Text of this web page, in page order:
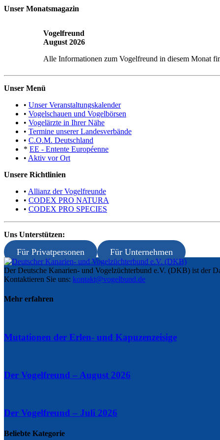
Unser Monatsmagazin
Vogelfreund
August 2026
Alle Informationen zum Vogelfreund in diesem Monat
Unser Menü
• Unser Veranstaltungskalender
• Vogelschauen und Vogelbörsen
• Vogelärzte in Ihrer Nähe
• Termine unserer Landesverbände
• C.O.M. Deutschland
* EE - Entente Européenne
• Aktiv vor Ort
Unsere Richtlinien
• Allianz der Vogelfreunde
• CODEX PRO NATURA
• CODEX PRO SPECIES
Uns Unterstützen:
Für Privatpersonen Für Unternehmen
Der Deutsche Kanarien- und Vogelzüchterbund e.V. (DKB) ist der
Kontaktieren Sie uns: kontakt@vogelbund.de
Mehr erfahren
Mutationen der Erlen- und Kapuzenzeisige
Der Vogelfreund – August 2026
Der Vogelfreund – Juli 2026
Beliebte Kategorie